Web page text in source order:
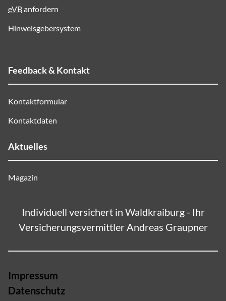
eVBanfordern
Hinweisgebersystem
Feedback & Kontakt
Kontaktformular
Kontaktdaten
Aktuelles
Magazin
Individuell versichert in Waldkraiburg - Ihr
Versicherungsvermittler Andreas Graupner
Impressum
Datenschutz